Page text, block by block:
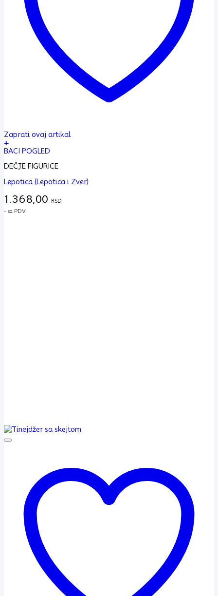
Zaprati ovaj artikal
+
BACI POGLED
DEČJE FIGURICE
Lepotica (Lepotica i Zver)
1.368,00 RSD
- sa PDV